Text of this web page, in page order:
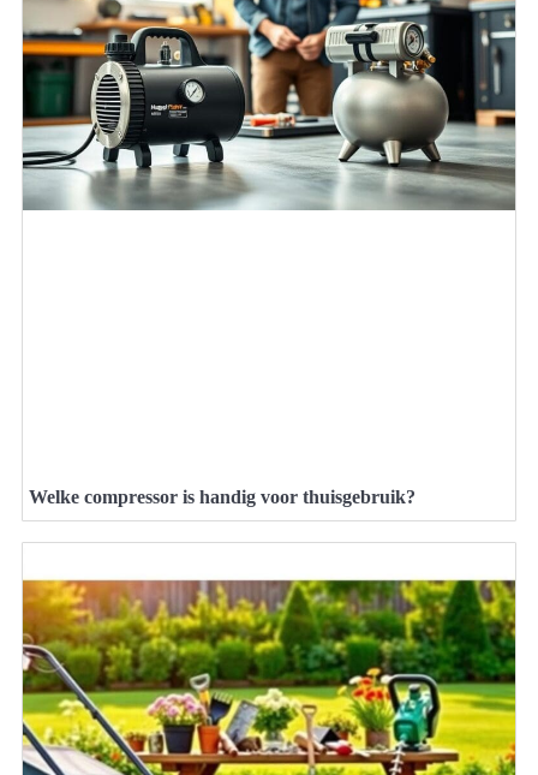
Welke compressor is handig voor thuisgebruik?